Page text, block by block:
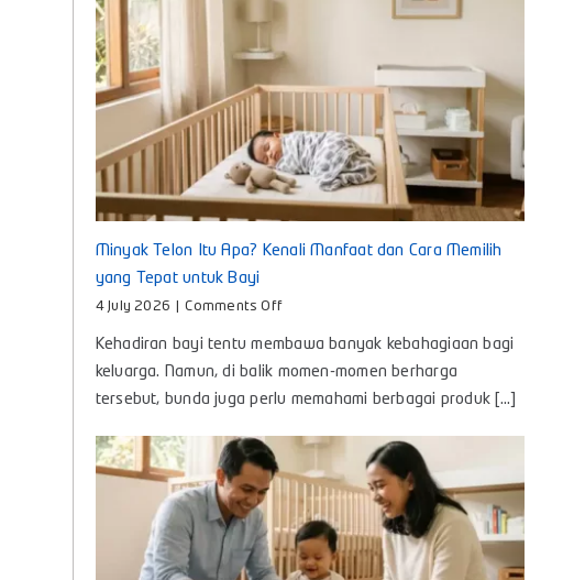
Minyak Telon Itu Apa? Kenali Manfaat dan Cara Memilih
yang Tepat untuk Bayi
4 July 2026 Comments Offon
Telon
Itu
Cara
Memilih
yang
Tepat
untuk
Kehadiran bayi tentu membawa banyak kebahagiaan bagi
keluarga. Namun, di balik momen-momen berharga
tersebut, bunda juga perlu memahami berbagai produk [...]